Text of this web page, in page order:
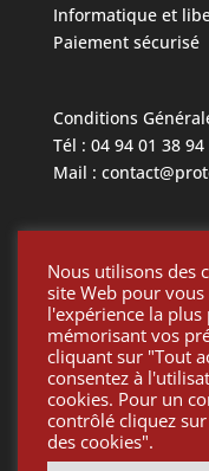
Informatique et
Paiement sécurisé
Conditions
Tél : 04 94 01 38 94
Mail :
Toutes les
appartiennent à
Toutes les pièces
différents
Nous utilisons des
site Web pour
l'expérience la
mémorisant vos
cliquant sur "Tout
consentez à
cookies. Pour un
contrôlé cliquez
des cookies".